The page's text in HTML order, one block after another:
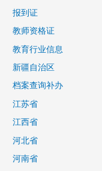
报到证
教师资格证
教育行业信息
新疆自治区
档案查询补办
江苏省
江西省
河北省
河南省